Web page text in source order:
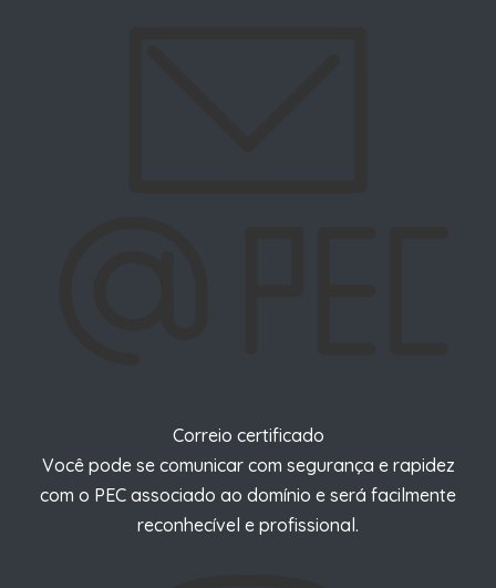
Correio certificado
Você pode se comunicar com segurança e rapidez
com o PEC associado ao domínio e será facilmente
reconhecível e profissional.